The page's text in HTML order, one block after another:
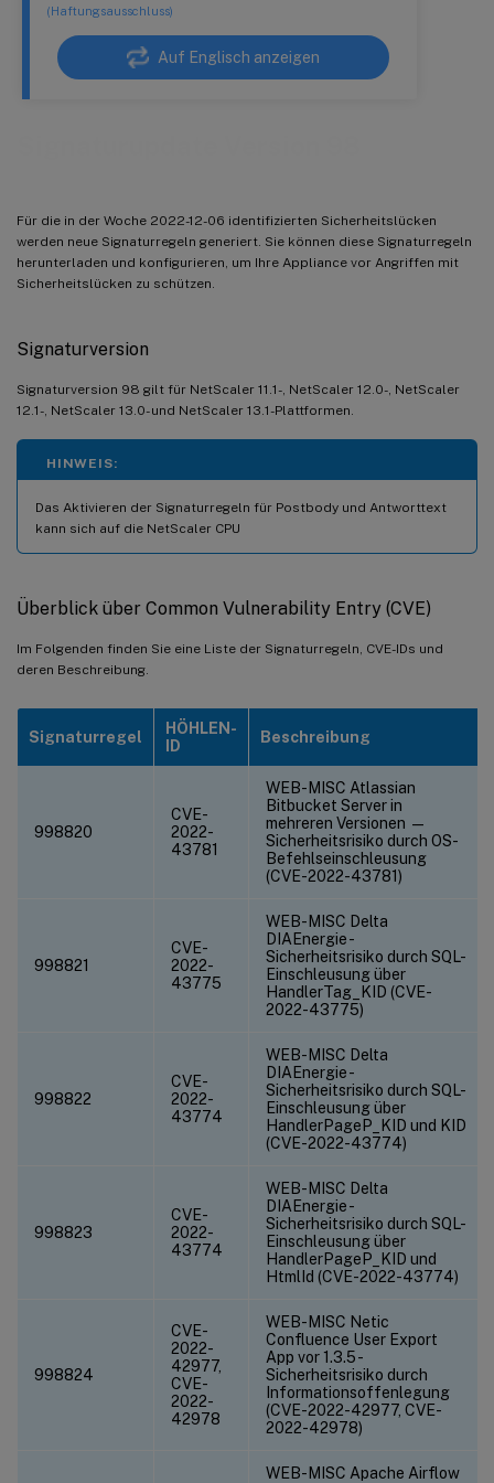
(Haftungsausschluss)
Auf Englisch anzeigen
Für die in der Woche 2022-12-06 identifizierten Sicherheitslücken
werden neue Signaturregeln generiert. Sie können diese Signaturregeln
herunterladen und konfigurieren, um Ihre Appliance vor Angriffen mit
Sicherheitslücken zu schützen.
Signaturversion
Signaturversion 98 gilt für NetScaler 11.1-, NetScaler 12.0-, NetScaler
12.1-, NetScaler 13.0- und NetScaler 13.1-Plattformen.
HINWEIS:
Das Aktivieren der Signaturregeln für Postbody und Antworttext
kann sich auf die NetScaler CPU
Überblick über Common Vulnerability Entry (CVE)
Im Folgenden finden Sie eine Liste der Signaturregeln, CVE-IDs und
deren Beschreibung.
Signaturregel
HÖHLEN-
ID
Beschreibung
998820
CVE-
2022-
43781
WEB-MISC Atlassian
Bitbucket Server in
mehreren Versionen —
Sicherheitsrisiko durch OS-
Befehlseinschleusung
(CVE-2022-43781)
998821
CVE-
2022-
43775
WEB-MISC Delta
DIAEnergie -
Sicherheitsrisiko durch SQL-
Einschleusung über
HandlerTag_KID (CVE-
2022-43775)
998822
CVE-
2022-
43774
WEB-MISC Delta
DIAEnergie -
Sicherheitsrisiko durch SQL-
Einschleusung über
HandlerPageP_KID und KID
(CVE-2022-43774)
998823
CVE-
2022-
43774
WEB-MISC Delta
DIAEnergie -
Sicherheitsrisiko durch SQL-
Einschleusung über
HandlerPageP_KID und
HtmlId (CVE-2022-43774)
998824
CVE-
2022-
42977,
CVE-
2022-
42978
WEB-MISC Netic
Confluence User Export
App vor 1.3.5 -
Sicherheitsrisiko durch
Informationsoffenlegung
(CVE-2022-42977, CVE-
2022-42978)
WEB-MISC Apache Airflow